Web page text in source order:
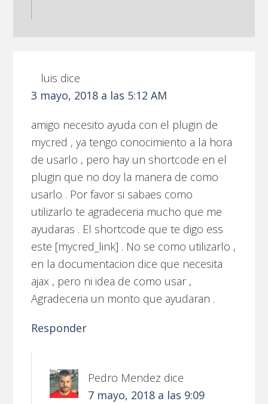
luis dice
3 mayo, 2018 a las 5:12 AM
amigo necesito ayuda con el plugin de
mycred , ya tengo conocimiento a la hora
de usarlo , pero hay un shortcode en el
plugin que no doy la manera de como
usarlo . Por favor si sabaes como
utilizarlo te agradeceria mucho que me
ayudaras . El shortcode que te digo ess
este [mycred_link] . No se como utilizarlo ,
en la documentacion dice que necesita
ajax , pero ni idea de como usar ,
Agradeceria un monto que ayudaran .
Responder
Pedro Mendez dice
7 mayo, 2018 a las 9:09